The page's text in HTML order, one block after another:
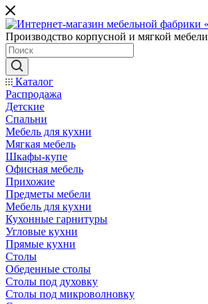
Производство корпусной и мягкой мебели
Каталог
Распродажа
Детские
Спальни
Мебель для кухни
Мягкая мебель
Шкафы-купе
Офисная мебель
Прихожие
Предметы мебели
Мебель для кухни
Кухонные гарнитуры
Угловые кухни
Прямые кухни
Столы
Обеденные столы
Столы под духовку
Столы под микроволновку